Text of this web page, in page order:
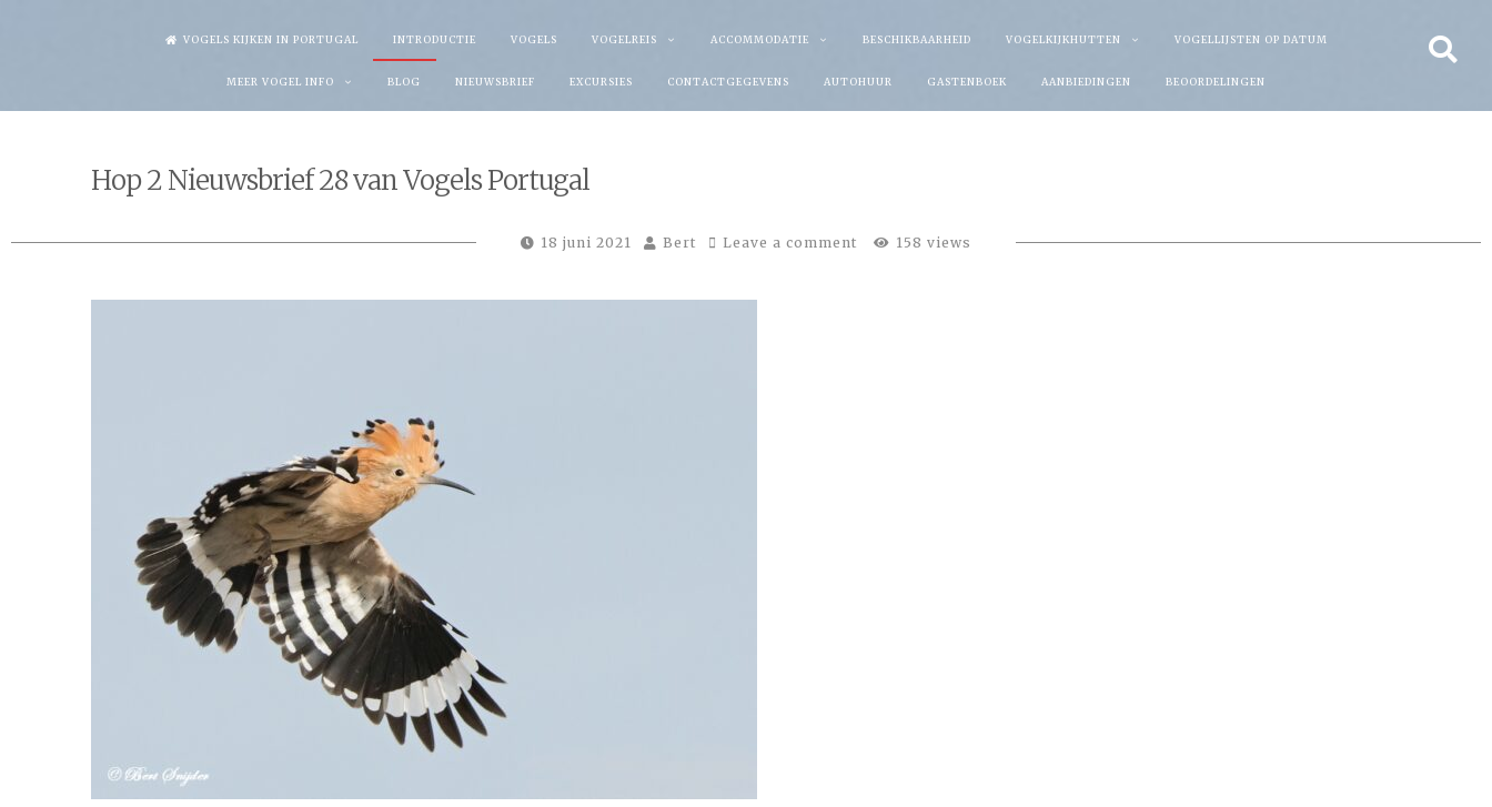
VOGELS KIJKEN IN PORTUGAL INTRODUCTIE VOGELS VOGELREIS ACCOMMODATIE BESCHIKBAARHEID VOGELKIJKHUTTEN VOGELLIJSTEN OP DATUM
MEER VOGEL INFO BLOG NIEUWSBRIEF EXCURSIES CONTACTGEGEVENS AUTOHUUR GASTENBOEK AANBIEDINGEN BEOORDELINGEN
Hop 2 Nieuwsbrief 28 van Vogels Portugal
18 juni 2021 Bert Leave a comment 158 views